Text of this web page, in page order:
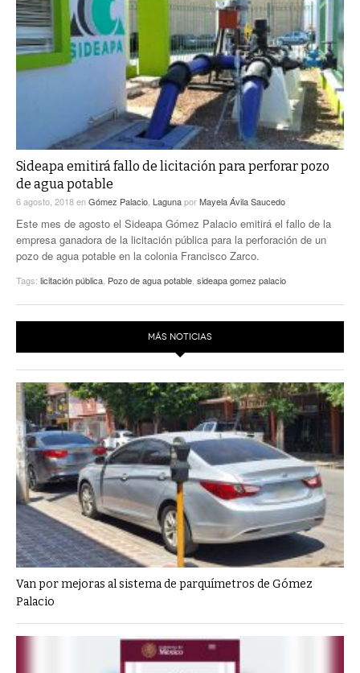
Sideapa emitirá fallo de licitación para perforar pozo
de agua potable
6 agosto, 2018enGómez Palacio LagunaporMayela Ávila Saucedo
Este mes de agosto el Sideapa Gómez Palacio emitirá el fallo de la
empresa ganadora de la licitación pública para la perforación de un
pozo de agua potable en la colonia Francisco Zarco.
Tags: licitación pública Pozo de agua potable sideapa gomez palacio
MÁS NOTICIAS
Van por mejoras al sistema de parquímetros de Gómez
Palacio